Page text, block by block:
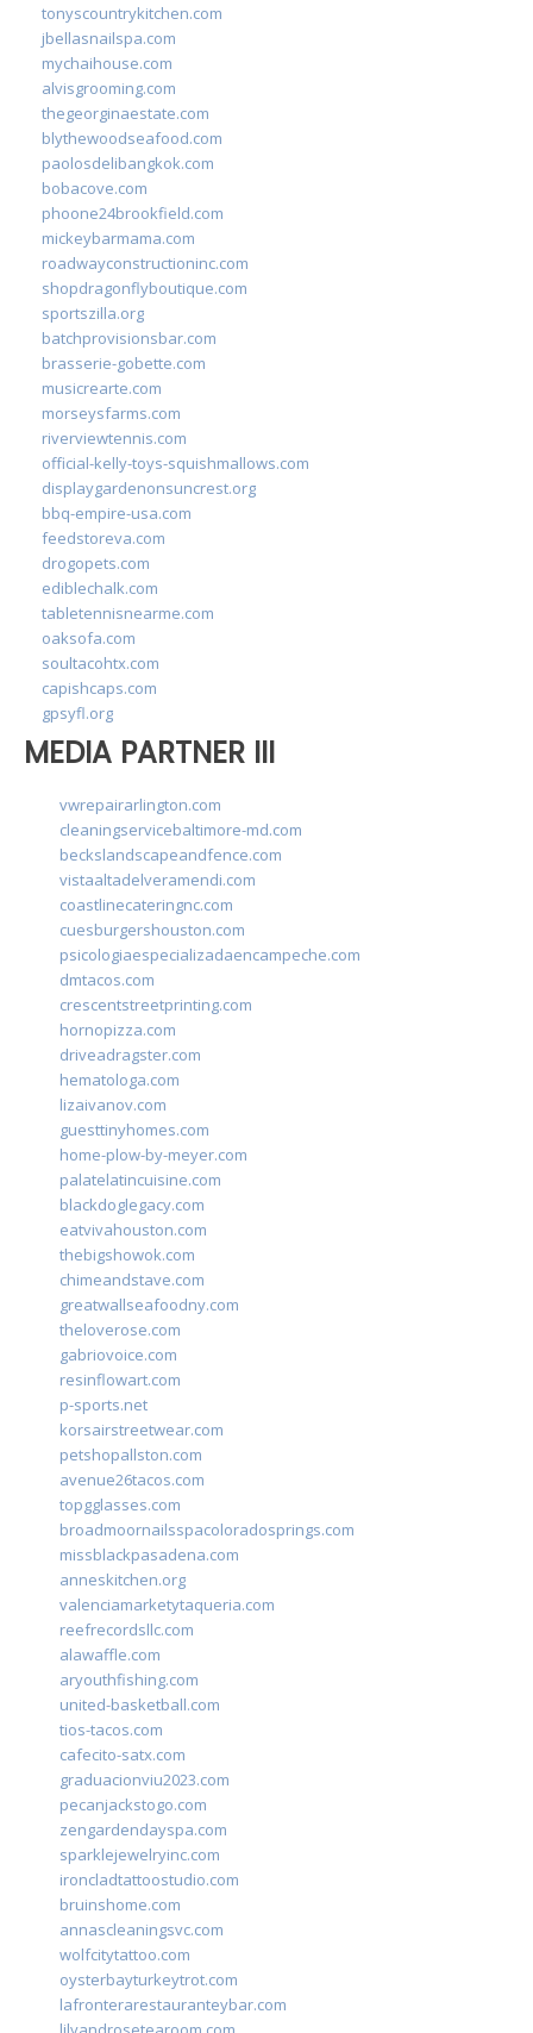
tonyscountrykitchen.com
jbellasnailspa.com
mychaihouse.com
alvisgrooming.com
thegeorginaestate.com
blythewoodseafood.com
paolosdelibangkok.com
bobacove.com
phoone24brookfield.com
mickeybarmama.com
roadwayconstructioninc.com
shopdragonflyboutique.com
sportszilla.org
batchprovisionsbar.com
brasserie-gobette.com
musicrearte.com
morseysfarms.com
riverviewtennis.com
official-kelly-toys-squishmallows.com
displaygardenonsuncrest.org
bbq-empire-usa.com
feedstoreva.com
drogopets.com
ediblechalk.com
tabletennisnearme.com
oaksofa.com
soultacohtx.com
capishcaps.com
gpsyfl.org
MEDIA PARTNER III
vwrepairarlington.com
cleaningservicebaltimore-md.com
beckslandscapeandfence.com
vistaaltadelveramendi.com
coastlinecateringnc.com
cuesburgershouston.com
psicologiaespecializadaencampeche.com
dmtacos.com
crescentstreetprinting.com
hornopizza.com
driveadragster.com
hematologa.com
lizaivanov.com
guesttinyhomes.com
home-plow-by-meyer.com
palatelatincuisine.com
blackdoglegacy.com
eatvivahouston.com
thebigshowok.com
chimeandstave.com
greatwallseafoodny.com
theloverose.com
gabriovoice.com
resinflowart.com
p-sports.net
korsairstreetwear.com
petshopallston.com
avenue26tacos.com
topgglasses.com
broadmoornailsspacoloradosprings.com
missblackpasadena.com
anneskitchen.org
valenciamarketytaqueria.com
reefrecordsllc.com
alawaffle.com
aryouthfishing.com
united-basketball.com
tios-tacos.com
cafecito-satx.com
graduacionviu2023.com
pecanjackstogo.com
zengardendayspa.com
sparklejewelryinc.com
ironcladtattoostudio.com
bruinshome.com
annascleaningsvc.com
wolfcitytattoo.com
oysterbayturkeytrot.com
lafronterarestauranteybar.com